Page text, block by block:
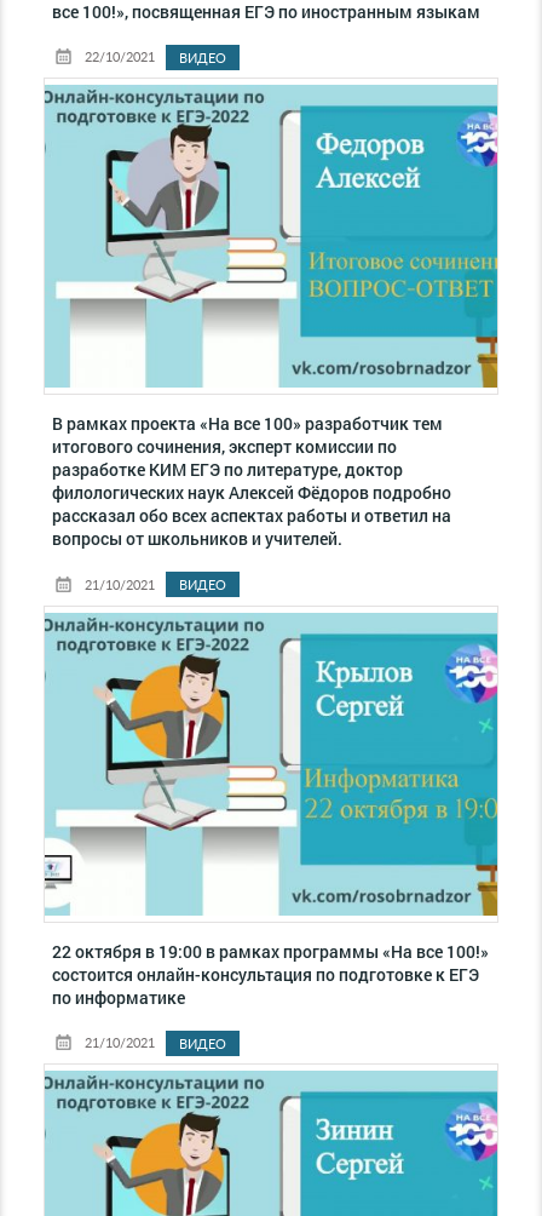
все 100!», посвященная ЕГЭ по иностранным языкам
22/10/2021 ВИДЕО
В рамках проекта «На все 100» разработчик тем
итогового сочинения, эксперт комиссии по
разработке КИМ ЕГЭ по литературе, доктор
филологических наук Алексей Фёдоров подробно
рассказал обо всех аспектах работы и ответил на
вопросы от школьников и учителей.
21/10/2021 ВИДЕО
22 октября в 19:00 в рамках программы «На все 100!»
состоится онлайн-консультация по подготовке к ЕГЭ
по информатике
21/10/2021 ВИДЕО